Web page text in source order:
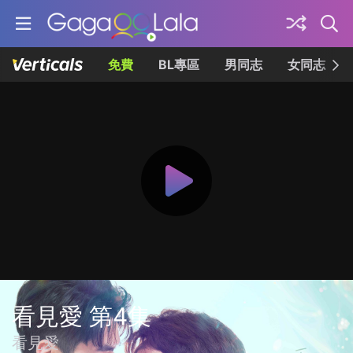
免費 BL專區 男同志 女同志
看見愛 第4集
看見愛